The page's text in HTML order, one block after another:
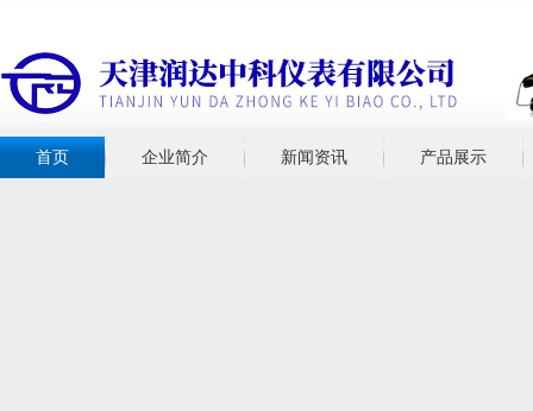
首页 企业简介 新闻资讯 产品展示